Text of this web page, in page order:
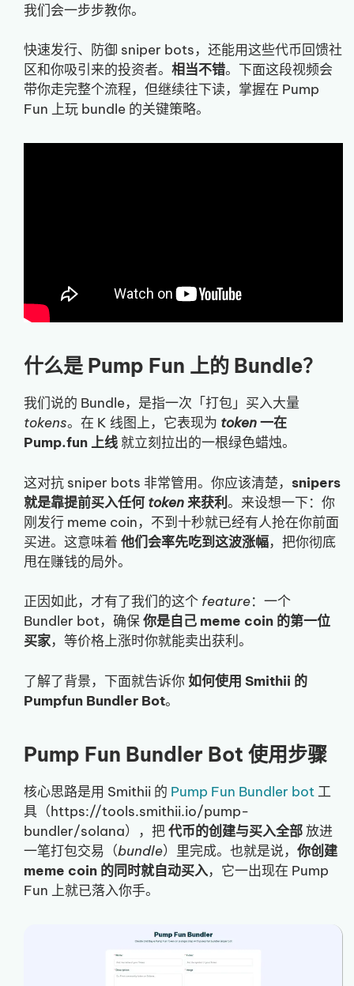
我们会一步步教你。
快速发行、防御 sniper bots，还能用这些代币回馈社
区和你吸引来的投资者。 相当不错。下面这段视频会
带你走完整个流程，但继续往下读，掌握在 Pump
Fun 上玩 bundle 的关键策略。
什么是 Pump Fun 上的 Bundle？
我们说的 Bundle，是指一次「打包」买入大量
tokens。在 K 线图上，它表现为 token一在
Pump.fun 上线 就立刻拉出的一根绿色蜡烛。
这对抗 sniper bots 非常管用。你应该清楚， snipers
就是靠提前买入任何 token来获利 。来设想一下：你
刚发行 meme coin，不到十秒就已经有人抢在你前面
买进。这意味着 他们会率先吃到这波涨幅，把你彻底
甩在赚钱的局外。
正因如此，才有了我们的这个 feature：一个
Bundler bot，确保你是自己 meme coin 的第一位
买家，等价格上涨时你就能卖出获利。
了解了背景，下面就告诉你如何使用 Smithii 的
Pumpfun Bundler Bot。
Pump Fun Bundler Bot 使用步骤
核心思路是用 Smithii 的 Pump Fun Bundler bot工
具（https://tools.smithii.io/pump-
bundler/solana），把代币的创建与买入全部放进
一笔打包交易（bundle）里完成。也就是说， 你创建
meme coin 的同时就自动买入，它一出现在 Pump
Fun 上就已落入你手。